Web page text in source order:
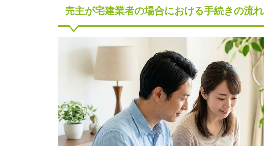
売主が宅建業者の場合における手続きの流れ